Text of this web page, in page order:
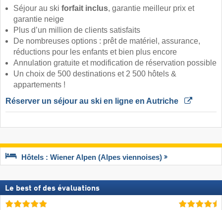
Séjour au ski forfait inclus, garantie meilleur prix et
garantie neige
Plus d’un million de clients satisfaits
De nombreuses options : prêt de matériel, assurance,
réductions pour les enfants et bien plus encore
Annulation gratuite et modification de réservation possible
Un choix de 500 destinations et 2 500 hôtels &
appartements !
Réserver un séjour au ski en ligne en Autriche
Hôtels : Wiener Alpen (Alpes viennoises)
Le best of des évaluations